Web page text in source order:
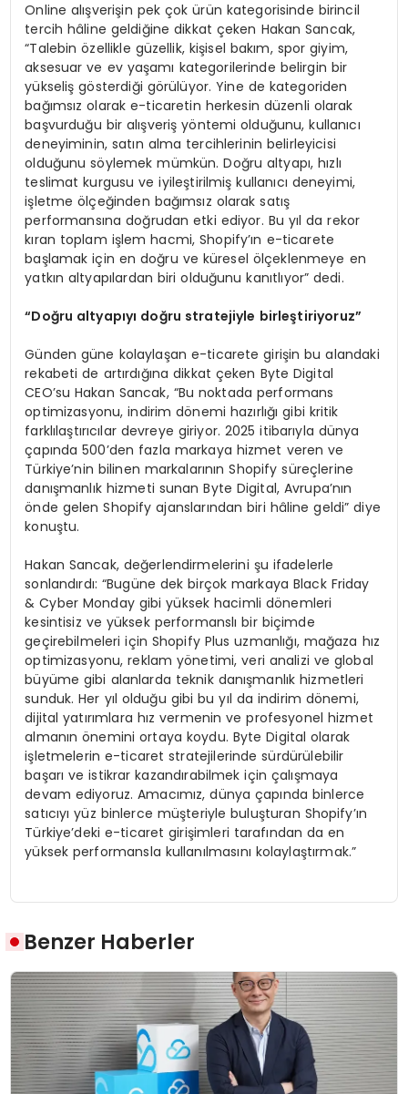
Online alışverişin pek çok ürün kategorisinde birincil
tercih hâline geldiğine dikkat çeken Hakan Sancak,
“Talebin özellikle güzellik, kişisel bakım, spor giyim,
aksesuar ve ev yaşamı kategorilerinde belirgin bir
yükseliş gösterdiği görülüyor. Yine de kategoriden
bağımsız olarak e-ticaretin herkesin düzenli olarak
başvurduğu bir alışveriş yöntemi olduğunu, kullanıcı
deneyiminin, satın alma tercihlerinin belirleyicisi
olduğunu söylemek mümkün. Doğru altyapı, hızlı
teslimat kurgusu ve iyileştirilmiş kullanıcı deneyimi,
işletme ölçeğinden bağımsız olarak satış
performansına doğrudan etki ediyor. Bu yıl da rekor
kıran toplam işlem hacmi, Shopify’ın e-ticarete
başlamak için en doğru ve küresel ölçeklenmeye en
yatkın altyapılardan biri olduğunu kanıtlıyor” dedi.
“Doğru altyapıyı doğru stratejiyle birleştiriyoruz”
Günden güne kolaylaşan e-ticarete girişin bu alandaki
rekabeti de artırdığına dikkat çeken Byte Digital
CEO’su Hakan Sancak, “Bu noktada performans
optimizasyonu, indirim dönemi hazırlığı gibi kritik
farklılaştırıcılar devreye giriyor. 2025 itibarıyla dünya
çapında 500’den fazla markaya hizmet veren ve
Türkiye’nin bilinen markalarının Shopify süreçlerine
danışmanlık hizmeti sunan Byte Digital, Avrupa’nın
önde gelen Shopify ajanslarından biri hâline geldi” diye
konuştu.
Hakan Sancak, değerlendirmelerini şu ifadelerle
sonlandırdı: “Bugüne dek birçok markaya Black Friday
& Cyber Monday gibi yüksek hacimli dönemleri
kesintisiz ve yüksek performanslı bir biçimde
geçirebilmeleri için Shopify Plus uzmanlığı, mağaza hız
optimizasyonu, reklam yönetimi, veri analizi ve global
büyüme gibi alanlarda teknik danışmanlık hizmetleri
sunduk. Her yıl olduğu gibi bu yıl da indirim dönemi,
dijital yatırımlara hız vermenin ve profesyonel hizmet
almanın önemini ortaya koydu. Byte Digital olarak
işletmelerin e-ticaret stratejilerinde sürdürülebilir
başarı ve istikrar kazandırabilmek için çalışmaya
devam ediyoruz. Amacımız, dünya çapında binlerce
satıcıyı yüz binlerce müşteriyle buluşturan Shopify’ın
Türkiye’deki e-ticaret girişimleri tarafından da en
yüksek performansla kullanılmasını kolaylaştırmak.”
Benzer Haberler